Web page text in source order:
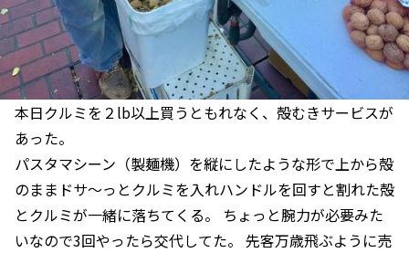
本日クルミを２lb以上買うともれなく、殻むきサービスが
あった。
パスタマシーン（製麺機）を縦にしたような形で上から殻
のままドサ〜っとクルミを入れハンドルを回すと割れた殻
とクルミが一緒に落ちてくる。 ちょっと腕力が必要みた
いなので3回やったら交代してた。 先客万歳飛ぶように売